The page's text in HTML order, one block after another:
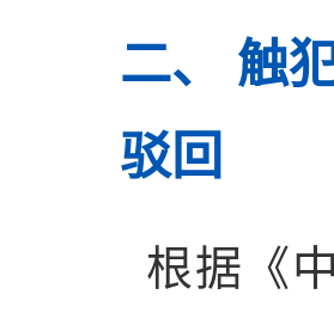
二、 触
驳回
根据《